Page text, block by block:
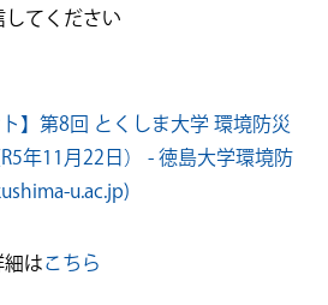
してください
】第8回 とくしま大学 環境防災
年11月22日） - 徳島大学環境防
u.ac.jp)
はこちら